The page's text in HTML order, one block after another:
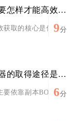
奇迹暖暖顶配要怎样才能高效获取
获取的核心是优先锁
9分
全民奇迹双武器的取得途径是什么
要依靠副本BOSS掉
6分